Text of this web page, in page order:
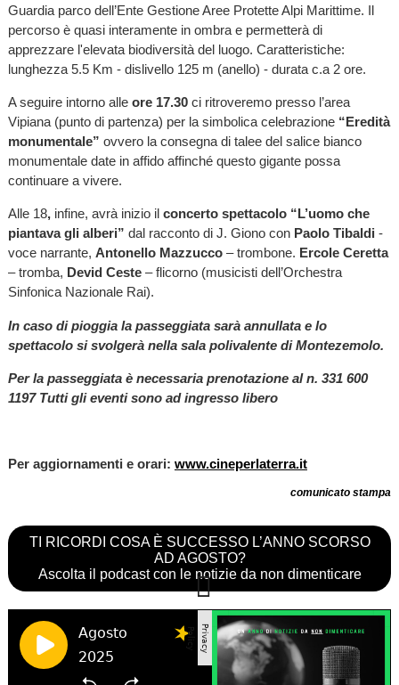
Guardia parco dell’Ente Gestione Aree Protette Alpi Marittime. Il
percorso è quasi interamente in ombra e permetterà di
apprezzare l'elevata biodiversità del luogo. Caratteristiche:
lunghezza 5.5 Km - dislivello 125 m (anello) - durata c.a 2 ore.
A seguire intorno alle ore 17.30 ci ritroveremo presso l’area
Vipiana (punto di partenza) per la simbolica celebrazione “Eredità
monumentale” ovvero la consegna di talee del salice bianco
monumentale date in affido affinché questo gigante possa
continuare a vivere.
Alle 18, infine, avrà inizio il concerto spettacolo “L’uomo che
piantava gli alberi” dal racconto di J. Giono con Paolo Tibaldi -
voce narrante, Antonello Mazzucco – trombone. Ercole Ceretta
– tromba, Devid Ceste – flicorno (musicisti dell’Orchestra
Sinfonica Nazionale Rai).
In caso di pioggia la passeggiata sarà annullata e lo
spettacolo si svolgerà nella sala polivalente di Montezemolo.
Per la passeggiata è necessaria prenotazione al n. 331 600
1197 Tutti gli eventi sono ad ingresso libero
Per aggiornamenti e orari: www.cineperlaterra.it
comunicato stampa
TI RICORDI COSA È SUCCESSO L’ANNO SCORSO
AD AGOSTO?
Ascolta il podcast con le notizie da non dimenticare